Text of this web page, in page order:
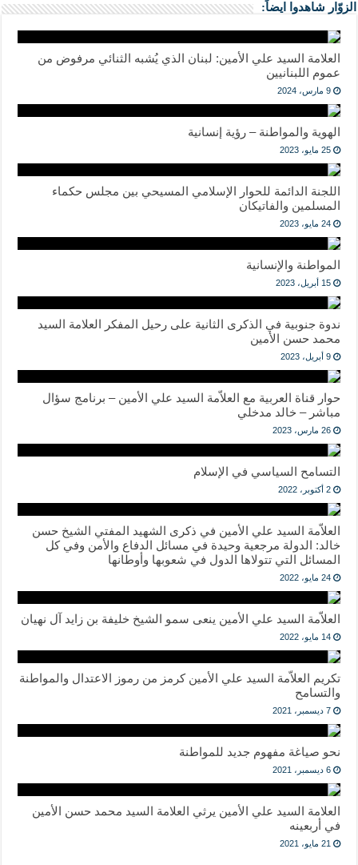
الزوّار شاهدوا ايضاً:
العلامة السيد علي الأمين: لبنان الذي يُشبه الثنائي مرفوض من
عموم اللبنانيين
9 مارس، 2024
الهوية والمواطنة – رؤية إنسانية
25 مايو، 2023
اللجنة الدائمة للحوار الإسلامي المسيحي بين مجلس حكماء
المسلمين والفاتيكان
24 مايو، 2023
المواطنة والإنسانية
15 أبريل، 2023
ندوة جنوبية في الذكرى الثانية على رحيل المفكر العلامة السيد
محمد حسن الأمين
9 أبريل، 2023
حوار قناة العربية مع العلاّمة السيد علي الأمين – برنامج سؤال
مباشر – خالد مدخلي
26 مارس، 2023
التسامح السياسي في الإسلام
2 أكتوبر، 2022
العلاّمة السيد علي الأمين في ذكرى الشهيد المفتي الشيخ حسن
خالد: الدولة مرجعية وحيدة في مسائل الدفاع والأمن وفي كل
المسائل التي تتولاها الدول في شعوبها وأوطانها
24 مايو، 2022
العلاّمة السيد علي الأمين ينعى سمو الشيخ خليفة بن زايد آل نهيان
14 مايو، 2022
تكريم العلاّمة السيد علي الأمين كرمز من رموز الاعتدال والمواطنة
والتسامح
7 ديسمبر، 2021
نحو صياغة مفهوم جديد للمواطنة
6 ديسمبر، 2021
العلامة السيد علي الأمين يرثي العلامة السيد محمد حسن الأمين
في أربعينه
21 مايو، 2021